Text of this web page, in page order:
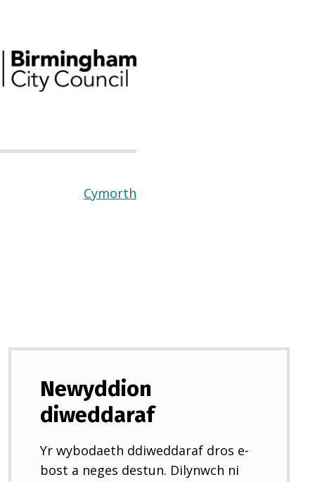
Cymorth
Newyddion
diweddaraf
Yr wybodaeth ddiweddaraf dros e-
bost a neges destun. Dilynwch ni